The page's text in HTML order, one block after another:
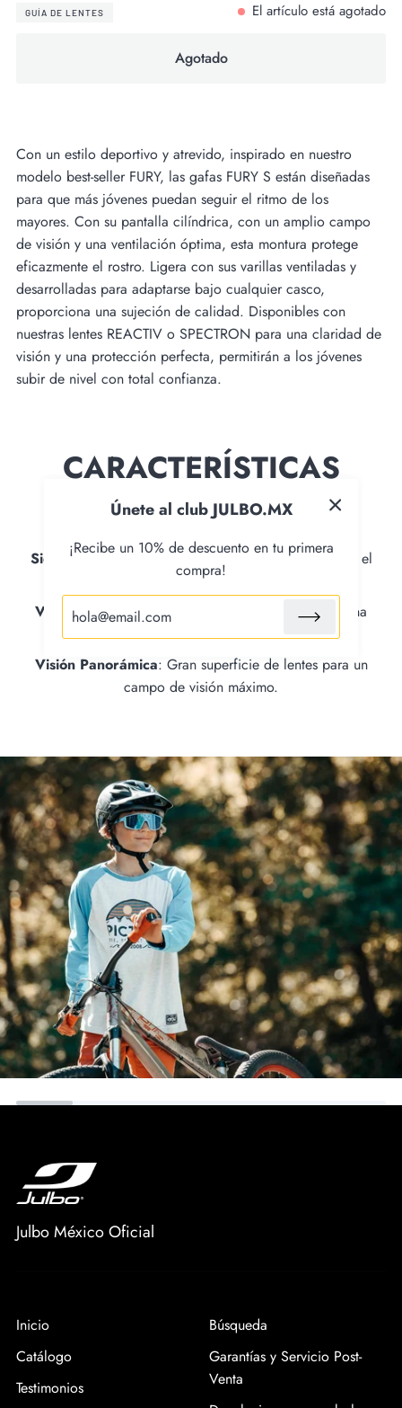
GUÍA DE LENTES El artículo está agotado
Agotado
Con un estilo deportivo y atrevido, inspirado en nuestro
modelo best-seller FURY, las gafas FURY S están diseñadas
para que más jóvenes puedan seguir el ritmo de los
mayores. Con su pantalla cilíndrica, con un amplio campo
de visión y una ventilación óptima, esta montura protege
eficazmente el rostro. Ligera con sus varillas ventiladas y
desarrolladas para adaptarse bajo cualquier casco,
proporciona una sujeción de calidad. Disponibles con
nuestras lentes REACTIV o SPECTRON para una claridad de
visión y una protección perfecta, permitirán a los jóvenes
subir de nivel con total confianza.
CARACTERÍSTICAS
TÉCNICAS
Side Venting : Flujo lateral del aire y la humedad por el
corte de las lentes.
Varillas Curvadas: Perfil ergonómico para una buena
sujeción de las gafas en la cara y la cabeza.
Visión Panorámica: Gran superficie de lentes para un
campo de visión máximo.
Julbo México Oficial
Inicio
Catálogo
Testimonios
Búsqueda
Garantías y Servicio Post-
Venta
Únete al club JULBO.MX
¡Recibe un 10% de descuento en tu primera
compra!